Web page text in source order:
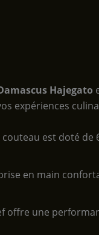
Hajegato
expériences
est doté
en main
offre une